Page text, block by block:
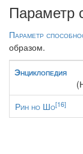
Параметр
Параметр
образом.
Энциклопедия
Рин но Шо[16]